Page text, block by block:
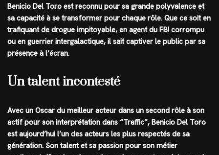
Benicio Del Toro est reconnu pour sa grande polyvalence et
sa capacité à se transformer pour chaque rôle. Que ce soit en
trafiquant de drogue impitoyable, en agent du FBI corrompu
ou en guerrier intergalactique, il sait captiver le public par sa
présence à l’écran.
Un talent incontesté
Avec un Oscar du meilleur acteur dans un second rôle à son
actif pour son interprétation dans “Traffic”, Benicio Del Toro
est aujourd’hui l’un des acteurs les plus respectés de sa
génération. Son talent et sa passion pour son métier